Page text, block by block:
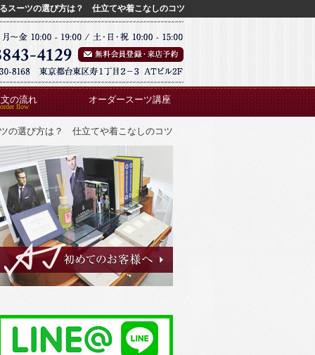
スーツの選び方は？ 仕立てや着こなしのコツ
の流れ オーダースーツ講座
の選び方は？ 仕立てや着こなしのコツ